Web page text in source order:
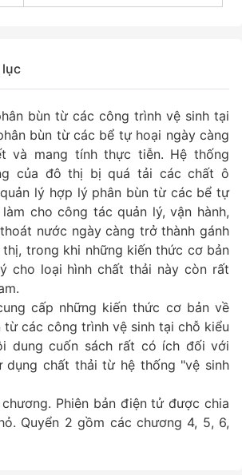
lục
bùn từ các công trình vệ sinh tại
bùn từ các bể tự hoại ngày càng
và mang tính thực tiễn. Hệ thống
của đô thị bị quá tải các chất ô
lý hợp lý phân bùn từ các bể tự
cho công tác quản lý, vận hành,
nước ngày càng trở thành gánh
trong khi những kiến thức cơ bản
cho loại hình chất thải này còn rất
cấp những kiến thức cơ bản về
từ các công trình vệ sinh tại chỗ kiểu
dung cuốn sách rất có ích đối với
dụng chất thải từ hệ thống "vệ sinh
Phiên bản điện tử được chia
Quyển 2 gồm các chương 4, 5, 6,